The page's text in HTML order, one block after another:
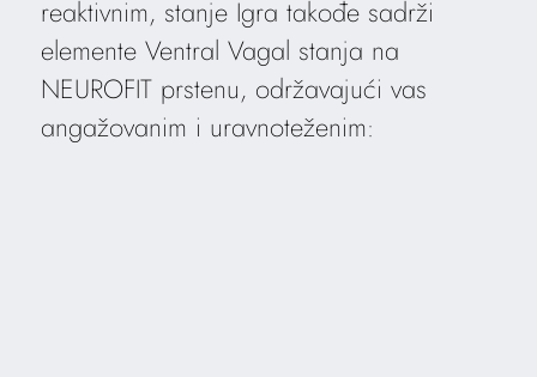
reaktivnim, stanje Igra takođe sadrži
elemente Ventral Vagal stanja na
NEUROFIT prstenu, održavajući vas
angažovanim i uravnoteženim: